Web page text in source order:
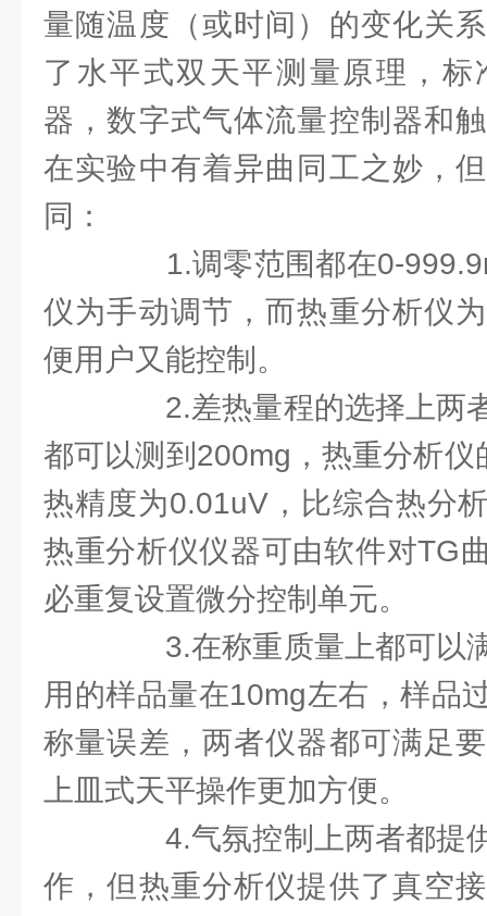
量随温度（或时间）的变化关
了水平式双天平测量原理，
器，数字式气体流量控制器和
在实验中有着异曲同工之妙，
同：
1.调零范围都在0-
仪为手动调节，而热重分析仪
便用户又能控制。
2.差热量程的选择上两
都可以测到200mg，热重分析
热精度为0.01uV，比综合热分
热重分析仪仪器可由软件对TG
必重复设置微分控制单元。
3.在称重质量上都可以
用的样品量在10mg左右，样品
称量误差，两者仪器都可满足
上皿式天平操作更加方便。
4.气氛控制上两者都提
作，但热重分析仪提供了真空